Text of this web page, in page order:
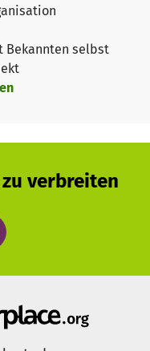
Sie erlaubt uns
es nicht, eher an
betrifft ist
zusammen.
Bekannten selbst
verbreiten